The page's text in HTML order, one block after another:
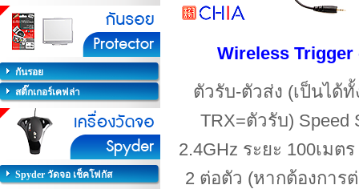
กันรอย
สติ๊กเกอร์เคฟล่า
Spyder วัดจอ เช็คโฟกัส
Wireless Trigger
ตัวรับ-ตัวส่ง (เป็นได้
TRX=ตัวรับ) Speed
2.4GHz ระยะ 100เมตร
2 ต่อตัว (หากต้องการ